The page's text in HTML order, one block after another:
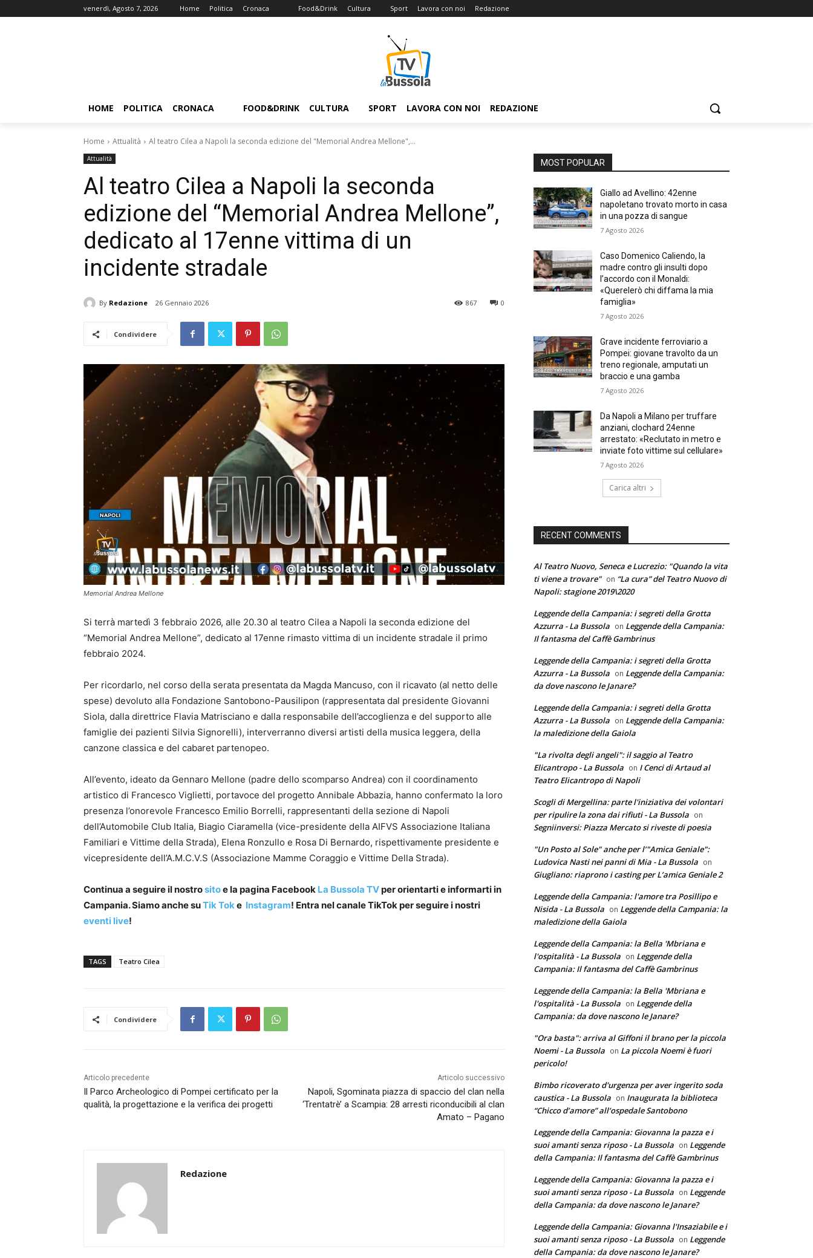
venerdì, Agosto 7, 2026 Home Politica Cronaca Food&Drink Cultura Sport Lavora con noi Redazione
HOME POLITICA CRONACA FOOD&DRINK CULTURA SPORT LAVORA CON NOI REDAZIONE
Home Attualità Al teatro Cilea a Napoli la seconda edizione del "Memorial Andrea Mellone",...
Attualità
Al teatro Cilea a Napoli la seconda
edizione del “Memorial Andrea Mellone”,
dedicato al 17enne vittima di un
incidente stradale
By Redazione 26 Gennaio 2026 0
867
Condividere
Memorial Andrea Mellone
Si terrà martedì 3 febbraio 2026, alle 20.30 al teatro Cilea a Napoli la seconda edizione del
“Memorial Andrea Mellone”, dedicato al 17enne rimasto vittima di un incidente stradale il primo
febbraio 2024.
Per ricordarlo, nel corso della serata presentata da Magda Mancuso, con il ricavato (al netto delle
spese) devoluto alla Fondazione Santobono-Pausilipon (rappresentata dal presidente Giovanni
Siola, dalla direttrice Flavia Matrisciano e dalla responsabile dell’accoglienza e del supporto alle
famiglie dei pazienti Silvia Signorelli), interverranno diversi artisti della musica leggera, della
canzone classica e del cabaret partenopeo.
All’evento, ideato da Gennaro Mellone (padre dello scomparso Andrea) con il coordinamento
artistico di Francesco Viglietti, portavoce del progetto Annibale Abbazia, hanno confermato la loro
presenza l’onorevole Francesco Emilio Borrelli, rappresentanti della sezione di Napoli
dell’Automobile Club Italia, Biagio Ciaramella (vice-presidente della AIFVS Associazione Italiana
Familiari e Vittime della Strada), Elena Ronzullo e Rosa Di Bernardo, rispettivamente presidente e
vicepresidente dell’A.M.C.V.S (Associazione Mamme Coraggio e Vittime Della Strada).
Continua a seguire il nostrositoe la pagina Facebook La Bussola TVper orientarti e informarti in
Campania. Siamo anche suTik Toke Instagram! Entra nel canale TikTok per seguire i nostri
eventi live!
TAGS Teatro Cilea
Condividere
Articolo precedente
Il Parco Archeologico di Pompei certificato per la
qualità, la progettazione e la verifica dei progetti
Articolo successivo
Napoli, Sgominata piazza di spaccio del clan nella
‘Trentatrè’ a Scampia: 28 arresti riconducibili al clan
Amato – Pagano
Redazione
MOST POPULAR
Giallo ad Avellino: 42enne
napoletano trovato morto in casa
in una pozza di sangue
7 Agosto 2026
Caso Domenico Caliendo, la
madre contro gli insulti dopo
l’accordo con il Monaldi:
«Querelerò chi diffama la mia
famiglia»
7 Agosto 2026
Grave incidente ferroviario a
Pompei: giovane travolto da un
treno regionale, amputati un
braccio e una gamba
7 Agosto 2026
Da Napoli a Milano per truffare
anziani, clochard 24enne
arrestato: «Reclutato in metro e
inviate foto vittime sul cellulare»
7 Agosto 2026
Carica altri
RECENT COMMENTS
Al Teatro Nuovo, Seneca e Lucrezio: "Quando la vita
ti viene a trovare" on “La cura” del Teatro Nuovo di
Napoli: stagione 2019\2020
Leggende della Campania: i segreti della Grotta
Azzurra - La Bussola on Leggende della Campania:
Il fantasma del Caffè Gambrinus
Leggende della Campania: i segreti della Grotta
Azzurra - La Bussola on Leggende della Campania:
da dove nascono le Janare?
Leggende della Campania: i segreti della Grotta
Azzurra - La Bussola on Leggende della Campania:
la maledizione della Gaiola
"La rivolta degli angeli": il saggio al Teatro
Elicantropo - La Bussola on I Cenci di Artaud al
Teatro Elicantropo di Napoli
Scogli di Mergellina: parte l'iniziativa dei volontari
per ripulire la zona dai rifiuti - La Bussola on
Segniinversi: Piazza Mercato si riveste di poesia
"Un Posto al Sole" anche per l’"Amica Geniale":
Ludovica Nasti nei panni di Mia - La Bussola on
Giugliano: riaprono i casting per L’amica Geniale 2
Leggende della Campania: l'amore tra Posillipo e
Nisida - La Bussola on Leggende della Campania: la
maledizione della Gaiola
Leggende della Campania: la Bella 'Mbriana e
l'ospitalità - La Bussola on Leggende della
Campania: Il fantasma del Caffè Gambrinus
Leggende della Campania: la Bella 'Mbriana e
l'ospitalità - La Bussola on Leggende della
Campania: da dove nascono le Janare?
"Ora basta": arriva al Giffoni il brano per la piccola
Noemi - La Bussola on La piccola Noemi è fuori
pericolo!
Bimbo ricoverato d'urgenza per aver ingerito soda
caustica - La Bussola on Inaugurata la biblioteca
“Chicco d’amore” all’ospedale Santobono
Leggende della Campania: Giovanna la pazza e i
suoi amanti senza riposo - La Bussola on Leggende
della Campania: Il fantasma del Caffè Gambrinus
Leggende della Campania: Giovanna la pazza e i
suoi amanti senza riposo - La Bussola on Leggende
della Campania: da dove nascono le Janare?
Leggende della Campania: Giovanna l'Insaziabile e i
suoi amanti senza riposo - La Bussola on Leggende
della Campania: da dove nascono le Janare?